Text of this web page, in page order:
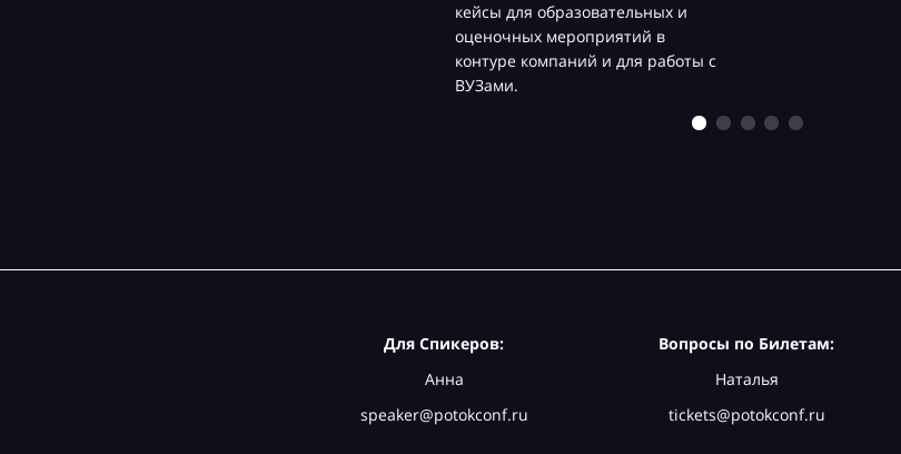
кейсы для образовательных и
оценочных мероприятий в
контуре компаний и для работы с
ВУЗами.
Для Спикеров:
Анна
speaker@potokconf.ru
Вопросы по Билетам:
Наталья
tickets@potokconf.ru